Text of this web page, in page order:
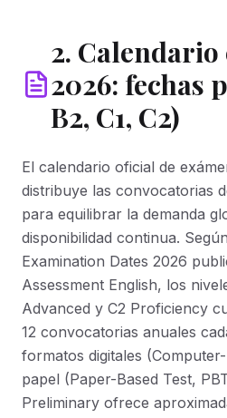
2.
2026: fechas
B2, C1, C2)
El calendario oficial de
distribuye las convocatorias
para equilibrar la demanda
disponibilidad continua.
Examination Dates 2026
Assessment English, los
Advanced y C2 Proficiency
12 convocatorias anuales
formatos digitales
papel (Paper-Based Test,
Preliminary ofrece